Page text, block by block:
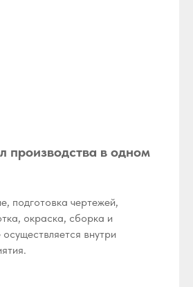
производства в одном
подготовка чертежей,
окраска, сборка и
внутри